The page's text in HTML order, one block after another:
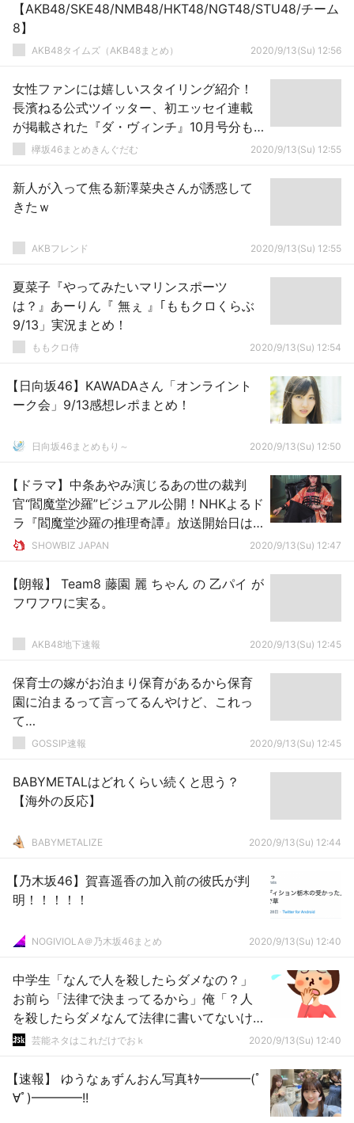
【AKB48/SKE48/NMB48/HKT48/NGT48/STU48/チーム
8】
AKB48タイムズ（AKB48まとめ） 2020/9/13(Su) 12:56
女性ファンには嬉しいスタイリング紹介！
長濱ねる公式ツイッター、初エッセイ連載
が掲載された『ダ・ヴィンチ』10月号分も
掲載欅坂46まとめきんぐだむ 2020/9/13(Su) 12:55
新人が入って焦る新澤菜央さんが誘惑して
きたｗ
AKBフレンド 2020/9/13(Su) 12:55
夏菜子『やってみたいマリンスポーツ
は？』あーりん『 無ぇ 』｢ももクロくらぶ
9/13」実況まとめ！
ももクロ侍 2020/9/13(Su) 12:54
【日向坂46】KAWADAさん「オンライント
ーク会」9/13感想レポまとめ！
日向坂46まとめもり～ 2020/9/13(Su) 12:50
【ドラマ】中条あやみ演じるあの世の裁判
官“閻魔堂沙羅”ビジュアル公開！NHKよるド
ラ『閻魔堂沙羅の推理奇譚』放送開始日は
10月31日に決定
SHOWBIZ JAPAN 2020/9/13(Su) 12:47
【朗報】 Team8 藤園 麗 ちゃん の 乙パイ が
フワフワに実る。
AKB48地下速報 2020/9/13(Su) 12:45
保育士の嫁がお泊まり保育があるから保育
園に泊まるって言ってるんやけど、これっ
て…
GOSSIP速報 2020/9/13(Su) 12:45
BABYMETALはどれくらい続くと思う？
【海外の反応】
BABYMETALIZE 2020/9/13(Su) 12:44
【乃木坂46】賀喜遥香の加入前の彼氏が判
明！！！！！
NOGIVIOLA＠乃木坂46まとめ 2020/9/13(Su) 12:40
中学生「なんで人を殺したらダメなの？」
お前ら「法律で決まってるから」俺「？人
を殺したらダメなんて法律に書いてないけ
ど？」芸能ネタはこれだけでおｋ 2020/9/13(Su) 12:40
【速報】 ゆうなぁずんおん写真ｷﾀ━━━━(ﾟ
∀ﾟ)━━━━!!